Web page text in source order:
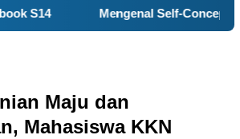
Mengenal Self-Concept, Kunci
Maju dan
Mahasiswa KKN